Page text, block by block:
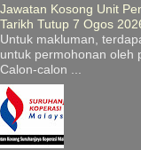
Jawatan Kosong Unit
Tarikh Tutup 7 Ogos
Untuk makluman,
untuk permohonan oleh
Calon-calon ...